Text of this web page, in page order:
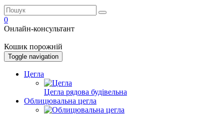
0
Онлайн-консультант
Кошик порожній
Toggle navigation
Цегла
Цегла рядова будівельна
Облицювальна цегла